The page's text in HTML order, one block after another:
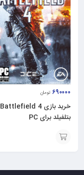
۶۹۰۰۰۰ تومان
بتلفیلد برای PC